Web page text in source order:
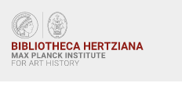
Main-
Content